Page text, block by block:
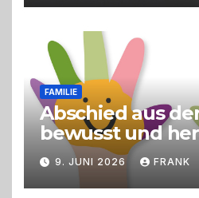
FAMILIE
Abschied aus
bewusst und
gestalten
9. JUNI 2026 FRANK